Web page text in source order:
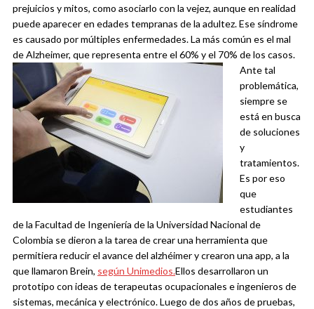
prejuicios y mitos, como asociarlo con la vejez, aunque en realidad
puede aparecer en edades tempranas de la adultez. Ese síndrome
es causado por múltiples enfermedades. La más común es el mal
de Alzheimer, que representa entre el 60% y el 70% de los casos.
Ante tal
problemática,
siempre se
está en busca
de soluciones
y
tratamientos.
Es por eso
que
estudiantes
de la Facultad de Ingeniería de la Universidad Nacional de
Colombia se dieron a la tarea de crear una herramienta que
permitiera reducir el avance del alzhéimer y crearon una app, a la
que llamaron Brein, según Unimedios.Ellos desarrollaron un
prototipo con ideas de terapeutas ocupacionales e ingenieros de
sistemas, mecánica y electrónico. Luego de dos años de pruebas,